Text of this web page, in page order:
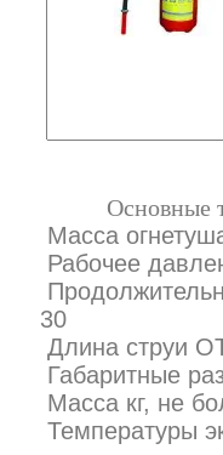
Основные
Масса
30
Длина